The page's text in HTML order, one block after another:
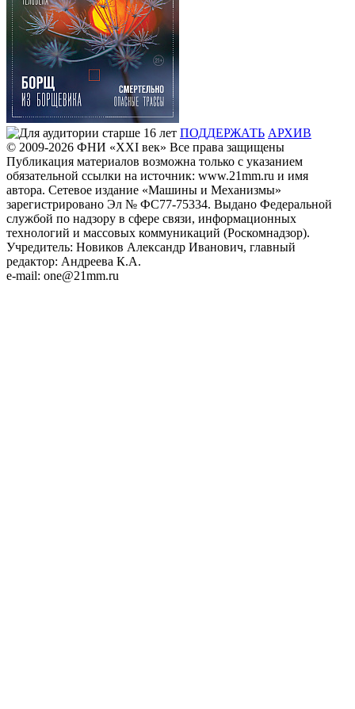
ПОДДЕРЖАТЬ АРХИВ
© 2009-2026 ФHИ «XXI век» Все права защищены
Публикация материалов возможна только с указанием
обязательной ссылки на источник: www.21mm.ru и имя
автора. Сетевое издание «Машины и Механизмы»
зарегистрировано Эл № ФС77-75334. Выдано Федеральной
службой по надзору в сфере связи, информационных
технологий и массовых коммуникаций (Роскомнадзор).
Учредитель: Новиков Александр Иванович, главный
редактор: Андреева К.А.
e-mail: one@21mm.ru